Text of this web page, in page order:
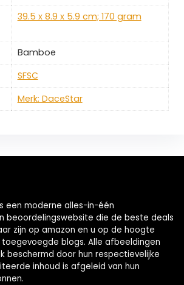
‎39.5 x 8.9 x 5.9 cm; 170 gram
‎Bamboe
‎SFSC
Merk: DaceStar
een moderne alles-in-één
beoordelingswebsite die de beste deals
zijn op amazon en u op de hoogte
blogs. Alle afbeeldingen
beschermd door hun respectievelijke
inhoud is afgeleid van hun